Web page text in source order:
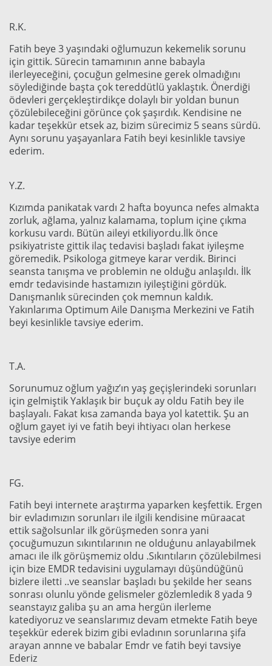
R.K.
Fatih beye 3 yaşındaki oğlumuzun kekemelik sorunu
için gittik. Sürecin tamamının anne babayla
ilerleyeceğini, çocuğun gelmesine gerek olmadığını
söylediğinde başta çok tereddütlü yaklaştık. Önerdiği
ödevleri gerçekleştirdikçe dolaylı bir yoldan bunun
çözülebileceğini görünce çok şaşırdık. Kendisine ne
kadar teşekkür etsek az, bizim sürecimiz 5 seans sürdü.
Aynı sorunu yaşayanlara Fatih beyi kesinlikle tavsiye
ederim.
Y.Z.
Kızımda panikatak vardı 2 hafta boyunca nefes almakta
zorluk, ağlama, yalnız kalamama, toplum içine çıkma
korkusu vardı. Bütün aileyi etkiliyordu.İlk önce
psikiyatriste gittik ilaç tedavisi başladı fakat iyileşme
göremedik. Psikologa gitmeye karar verdik. Birinci
seansta tanışma ve problemin ne olduğu anlaşıldı. İlk
emdr tedavisinde hastamızın iyileştiğini gördük.
Danışmanlık sürecinden çok memnun kaldık.
Yakınlarıma Optimum Aile Danışma Merkezini ve Fatih
beyi kesinlikle tavsiye ederim.
T.A.
Sorunumuz oğlum yağız’ın yaş geçişlerindeki sorunları
için gelmiştik Yaklaşık bir buçuk ay oldu Fatih bey ile
başlayalı. Fakat kısa zamanda baya yol katettik. Şu an
oğlum gayet iyi ve fatih beyi ihtiyacı olan herkese
tavsiye ederim
FG.
Fatih beyi internete araştırma yaparken keşfettik. Ergen
bir evladımızın sorunları ile ilgili kendisine müraacat
ettik sağolsunlar ilk görüşmeden sonra yani
çocuğumuzun sıkıntılarının ne olduģunu anlayabilmek
amacı ile ilk görüşmemiz oldu .Sıkıntıların çözülebilmesi
için bize EMDR tedavisini uygulamayı düşündüğünü
bizlere iletti ..ve seanslar başladı bu şekilde her seans
sonrası olunlu yönde gelismeler gözlemledik 8 yada 9
seanstayız galiba şu an ama hergün ilerleme
katediyoruz ve seanslarımız devam etmekte Fatih beye
teşekkür ederek bizim gibi evladının sorunlarına şifa
arayan annne ve babalar Emdr ve fatih beyi tavsiye
Ederiz